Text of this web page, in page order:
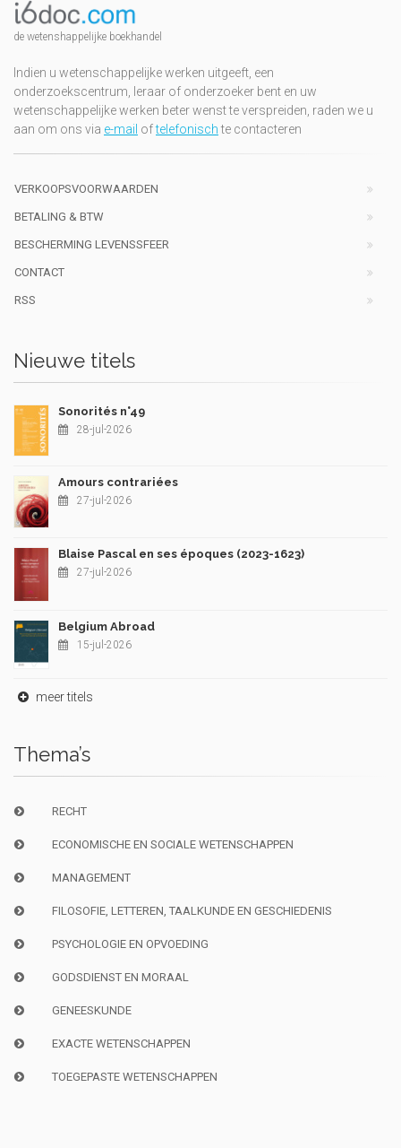
de wetenshappelijke boekhandel
Indien u wetenschappelijke werken uitgeeft, een
onderzoekscentrum, leraar of onderzoeker bent en uw
wetenschappelijke werken beter wenst te verspreiden, raden we u
aan om ons via e-mail oftelefonischte contacteren
VERKOOPSVOORWAARDEN
BETALING & BTW
BESCHERMING LEVENSSFEER
CONTACT
RSS
Nieuwe titels
Sonorités n°49
28-jul-2026
Amours contrariées
27-jul-2026
Blaise Pascal en ses époques (2023-1623)
27-jul-2026
Belgium Abroad
15-jul-2026
meer titels
Thema’s
RECHT
ECONOMISCHE EN SOCIALE WETENSCHAPPEN
MANAGEMENT
FILOSOFIE, LETTEREN, TAALKUNDE EN GESCHIEDENIS
PSYCHOLOGIE EN OPVOEDING
GODSDIENST EN MORAAL
GENEESKUNDE
EXACTE WETENSCHAPPEN
TOEGEPASTE WETENSCHAPPEN